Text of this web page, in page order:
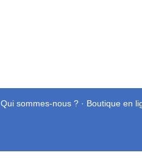
Qui sommes-nous ? · Boutique en